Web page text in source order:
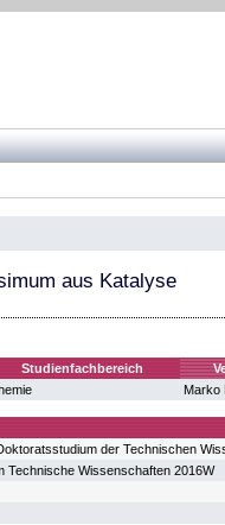
aus Katalyse
Studienfachbereich
Marko
der Technischen
Technische Wissenschaften 2016W